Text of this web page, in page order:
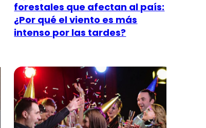
forestales que afectan al país:
¿Por qué el viento es más
intenso por las tardes?